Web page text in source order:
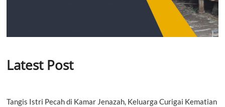
Latest Post
Tangis Istri Pecah di Kamar Jenazah, Keluarga Curigai Kematian